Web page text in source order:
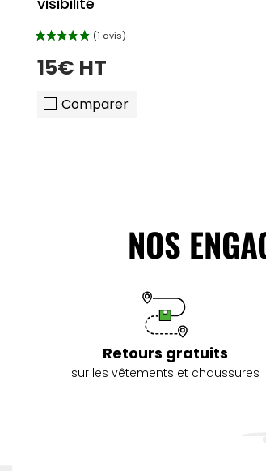
15€ HT
Comparer
NOS
Retours gratuits
sur les vêtements et chaussures